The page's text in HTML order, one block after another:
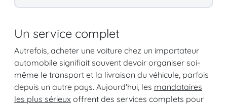
Un service complet
Autrefois, acheter une voiture chez un importateur
automobile signifiait souvent devoir organiser soi-
même le transport et la livraison du véhicule, parfois
depuis un autre pays. Aujourd'hui, les mandataires
les plus sérieux offrent des services complets pour